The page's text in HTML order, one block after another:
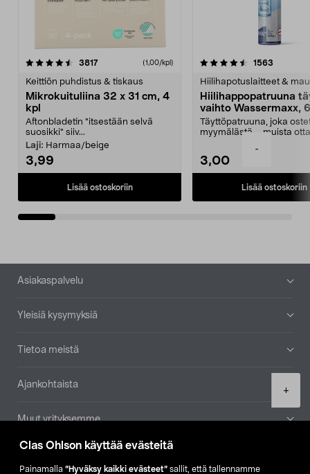
Clas Ohlson käyttää evästeitä
Painamalla ”Hyväksy kaikki evästeet” sallit, että tallennamme
-
+
3817arvostelut (1,00/kpl)
Keittiön puhdistus & tiskaus
Mikrokuituliina 32 x 31 cm, 4
kpl
Aftonbladetin "itsestään selvä
suosikki" siiv...
Laji: Harmaa/beige
3,99
Lisää ostoskoriin
4.5viidestä
1563
Hiilihapotuslaitteet &
Hiilihappopatruuna
vaihto Wassermaxx,
Täyttöpatruuna, joka
myymälästä – muista
3,00
Lisää ostoskoriin
4.5viidestä
Alatunniste
Asiakaspalvelu
Yleisiä kysymyksiä
Tietoa meistä
Ajankohtaista
Muut yrityksemme
Etsi myymälä